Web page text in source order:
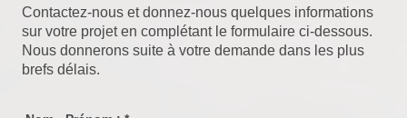
Contactez-nous et donnez-nous quelques informations
sur votre projet en complétant le formulaire ci-dessous.
Nous donnerons suite à votre demande dans les plus
brefs délais.